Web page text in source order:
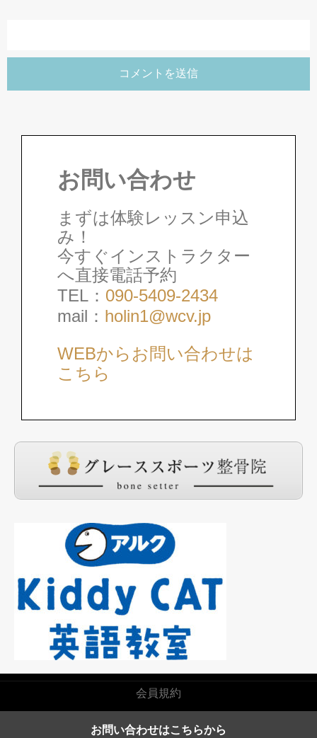
お問い合わせ
まずは体験レッスン申込
み！
今すぐインストラクター
へ直接電話予約
TEL： 090-5409-2434
mail： holin1@wcv.jp
WEBからお問い合わせは
こちら
お問い合わせはこちらから
会員規約